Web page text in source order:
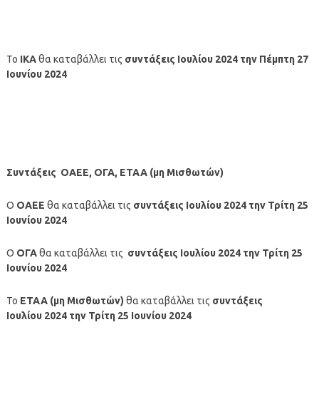
Το ΙΚΑθα καταβάλλει τις συντάξεις Ιουλίου2024 την Πέμπτη 27
Ιουνίου 2024
Συντάξεις ΟΑΕΕ, ΟΓΑ, ΕΤΑΑ (μη Μισθωτών)
Ο ΟΑΕΕ θα καταβάλλει τις συντάξεις Ιουλίου2024την Τρίτη 25
Ιουνίου2024
Ο ΟΓΑθα καταβάλλει τις συντάξεις Ιουλίου 2024την Τρίτη 25
Ιουνίου2024
Το ΕΤΑΑ (μη Μισθωτών) θα καταβάλλει τις συντάξεις
Ιουλίου 2024την Τρίτη 25 Ιουνίου2024